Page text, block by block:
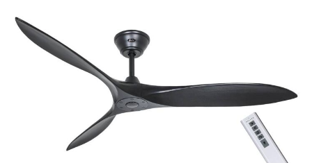
τέλος
της
συλλογής